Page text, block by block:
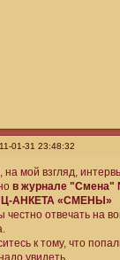
01-31 23:48:32
на мой взгляд,
в журнале "Смена"
«СМЕНЫ»
честно отвечать на
к тому, что
увидеть.